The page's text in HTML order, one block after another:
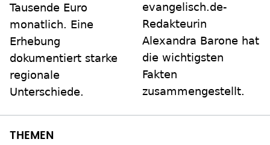
Tausende Euro
monatlich. Eine
Erhebung
dokumentiert starke
regionale
Unterschiede.
evangelisch.de-
Redakteurin
Alexandra Barone hat
die wichtigsten
Fakten
zusammengestellt.